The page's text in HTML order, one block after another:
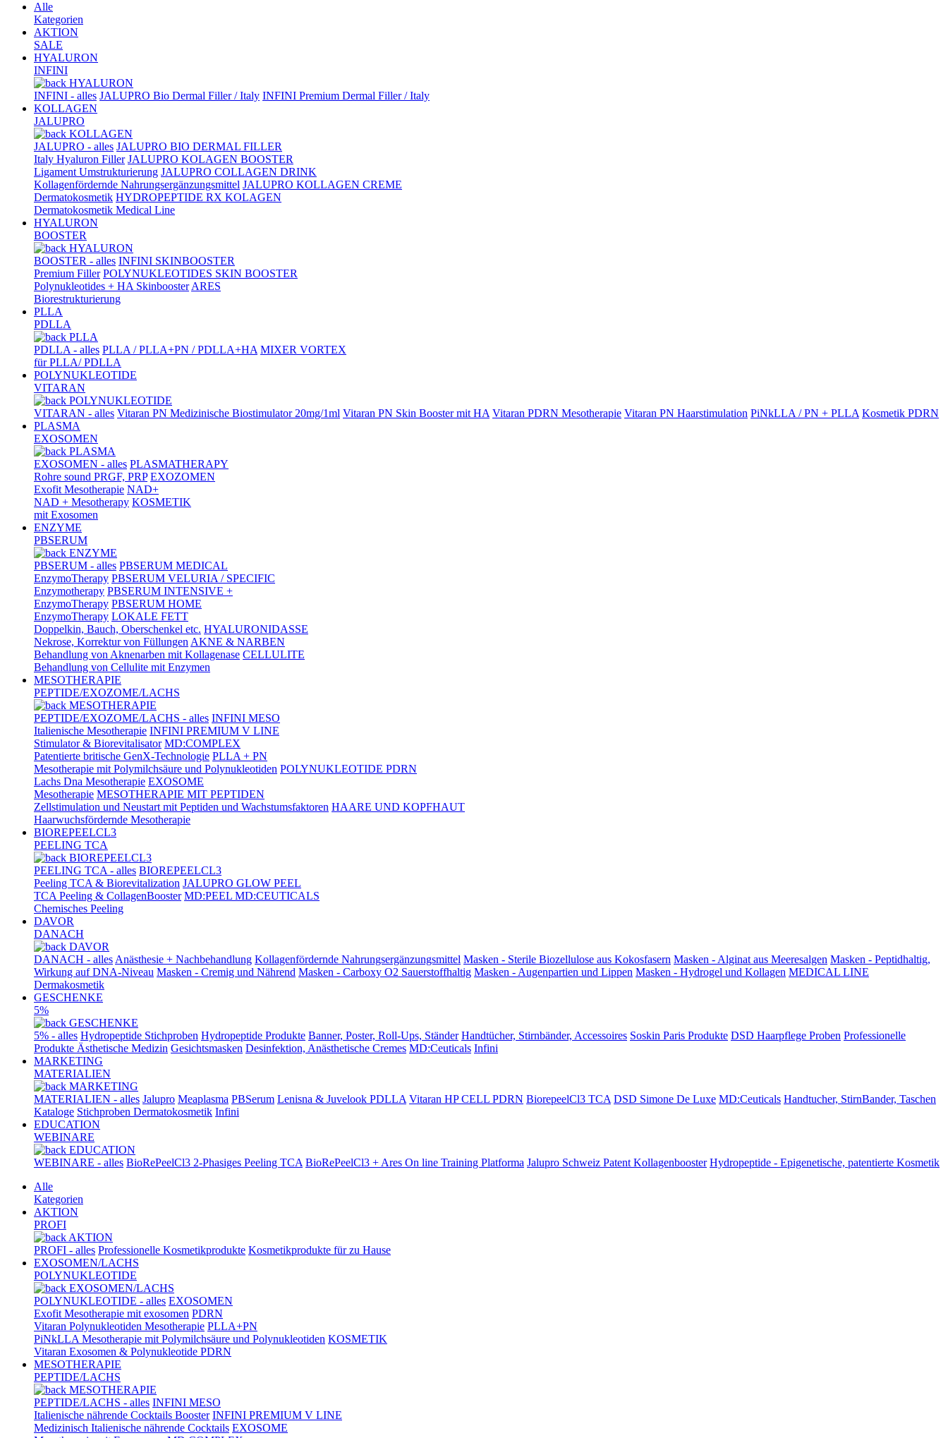
Alle
Kategorien
AKTION
SALE
HYALURON
INFINI
HYALURON
INFINI - alles JALUPRO Bio Dermal Filler / Italy INFINI Premium Dermal Filler / Italy
KOLLAGEN
JALUPRO
KOLLAGEN
JALUPRO - alles JALUPRO BIO DERMAL FILLER
Italy Hyaluron Filler JALUPRO KOLAGEN BOOSTER
Ligament Umstrukturierung JALUPRO COLLAGEN DRINK
Kollagenfördernde Nahrungsergänzungsmittel JALUPRO KOLLAGEN CREME
Dermatokosmetik HYDROPEPTIDE RX KOLAGEN
Dermatokosmetik Medical Line
HYALURON
BOOSTER
HYALURON
BOOSTER - alles INFINI SKINBOOSTER
Premium Filler POLYNUKLEOTIDES SKIN BOOSTER
Polynukleotides + HA Skinbooster ARES
Biorestrukturierung
PLLA
PDLLA
PLLA
PDLLA - alles PLLA / PLLA+PN / PDLLA+HA MIXER VORTEX
für PLLA/ PDLLA
POLYNUKLEOTIDE
VITARAN
POLYNUKLEOTIDE
VITARAN - alles Vitaran PN Medizinische Biostimulator 20mg/1ml Vitaran PN Skin Booster mit HA Vitaran PDRN Mesotherapie Vitaran PN Haarstimulation PiNkLLA / PN + PLLA Kosmetik PDRN
PLASMA
EXOSOMEN
PLASMA
EXOSOMEN - alles PLASMATHERAPY
Rohre sound PRGF, PRP EXOZOMEN
Exofit Mesotherapie NAD+
NAD + Mesotherapy KOSMETIK
mit Exosomen
ENZYME
PBSERUM
ENZYME
PBSERUM - alles PBSERUM MEDICAL
EnzymoTherapy PBSERUM VELURIA / SPECIFIC
Enzymotherapy PBSERUM INTENSIVE +
EnzymoTherapy PBSERUM HOME
EnzymoTherapy LOKALE FETT
Doppelkin, Bauch, Oberschenkel etc. HYALURONIDASSE
Nekrose, Korrektur von Füllungen AKNE & NARBEN
Behandlung von Aknenarben mit Kollagenase CELLULITE
Behandlung von Cellulite mit Enzymen
MESOTHERAPIE
PEPTIDE/EXOZOME/LACHS
MESOTHERAPIE
PEPTIDE/EXOZOME/LACHS - alles INFINI MESO
Italienische Mesotherapie INFINI PREMIUM V LINE
Stimulator & Biorevitalisator MD:COMPLEX
Patentierte britische GenX-Technologie PLLA + PN
Mesotherapie mit Polymilchsäure und Polynukleotiden POLYNUKLEOTIDE PDRN
Lachs Dna Mesotherapie EXOSOME
Mesotherapie MESOTHERAPIE MIT PEPTIDEN
Zellstimulation und Neustart mit Peptiden und Wachstumsfaktoren HAARE UND KOPFHAUT
Haarwuchsfördernde Mesotherapie
BIOREPEELCL3
PEELING TCA
BIOREPEELCL3
PEELING TCA - alles BIOREPEELCL3
Peeling TCA & Biorevitalization JALUPRO GLOW PEEL
TCA Peeling & CollagenBooster MD:PEEL MD:CEUTICALS
Chemisches Peeling
DAVOR
DANACH
DAVOR
DANACH - alles Anästhesie + Nachbehandlung Kollagenfördernde Nahrungsergänzungsmittel Masken - Sterile Biozellulose aus Kokosfasern Masken - Alginat aus Meeresalgen Masken - Peptidhaltig,
Wirkung auf DNA-Niveau Masken - Cremig und Nährend Masken - Carboxy O2 Sauerstoffhaltig Masken - Augenpartien und Lippen Masken - Hydrogel und Kollagen MEDICAL LINE
Dermakosmetik
GESCHENKE
5%
GESCHENKE
5% - alles Hydropeptide Stichproben Hydropeptide Produkte Banner, Poster, Roll-Ups, Ständer Handtücher, Stirnbänder, Accessoires Soskin Paris Produkte DSD Haarpflege Proben Professionelle
Produkte Ästhetische Medizin Gesichtsmasken Desinfektion, Anästhetische Cremes MD:Ceuticals Infini
MARKETING
MATERIALIEN
MARKETING
MATERIALIEN - alles Jalupro Meaplasma PBSerum Lenisna & Juvelook PDLLA Vitaran HP CELL PDRN BiorepeelCl3 TCA DSD Simone De Luxe MD:Ceuticals Handtucher, StirnBander, Taschen
Kataloge Stichproben Dermatokosmetik Infini
EDUCATION
WEBINARE
EDUCATION
WEBINARE - alles BioRePeelCl3 2-Phasiges Peeling TCA BioRePeelCl3 + Ares On line Training Platforma Jalupro Schweiz Patent Kollagenbooster Hydropeptide - Epigenetische, patentierte Kosmetik
Alle
Kategorien
AKTION
PROFI
AKTION
PROFI - alles Professionelle Kosmetikprodukte Kosmetikprodukte für zu Hause
EXOSOMEN/LACHS
POLYNUKLEOTIDE
EXOSOMEN/LACHS
POLYNUKLEOTIDE - alles EXOSOMEN
Exofit Mesotherapie mit exosomen PDRN
Vitaran Polynukleotiden Mesotherapie PLLA+PN
PiNkLLA Mesotherapie mit Polymilchsäure und Polynukleotiden KOSMETIK
Vitaran Exosomen & Polynukleotide PDRN
MESOTHERAPIE
PEPTIDE/LACHS
MESOTHERAPIE
PEPTIDE/LACHS - alles INFINI MESO
Italienische nährende Cocktails Booster INFINI PREMIUM V LINE
Medizinisch Italienische nährende Cocktails EXOSOME